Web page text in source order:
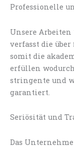
Professionelle
Unsere
verfasst die
somit die
erfüllen
stringente und
garantiert.
Seriösität und
Das